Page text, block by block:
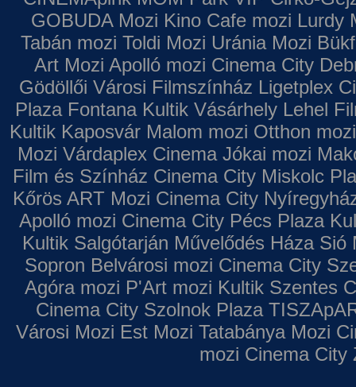
GOBUDA Mozi Kino Cafe mozi Lurdy
Tabán mozi Toldi Mozi Uránia Mozi
Art Mozi Apolló mozi Cinema City
Gödöllői Városi Filmszínház Ligetplex
Plaza Fontana Kultik Vásárhely Lehel
Kultik Kaposvár Malom mozi Otthon mozi
Mozi Várdaplex Cinema Jókai mozi
Film és Színház Cinema City Miskolc
Kőrös ART Mozi Cinema City
Apolló mozi Cinema City Pécs Plaza
Kultik Salgótarján Művelődés Háza Sió
Sopron Belvárosi mozi Cinema City
Agóra mozi P'Art mozi Kultik Szentes
Cinema City Szolnok Plaza
Városi Mozi Est Mozi Tatabánya Mozi
mozi Cinema City